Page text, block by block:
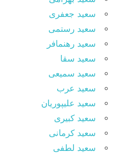
سعید جعفری
سعید رستمی
سعید رهنمافر
سعید سقا
سعید سمیعی
سعید عرب
سعید علیپوریان
سعید کبیری
سعید کرمانی
سعید لطفی